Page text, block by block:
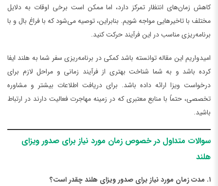
کاهش زمان‌های انتظار تمرکز دارد، اما ممکن است برخی اوقات به دلایل
مختلف با تاخیرهایی مواجه شویم. بنابراین، توصیه می‌شود که با فراغ بال و با
برنامه‌ریزی مناسب در این فرآیند حرکت کنید.
امیدواریم این مقاله توانسته باشد کمکی در برنامه‌ریزی سفر شما به هلند ایفا
کرده باشد و به شما شناخت بهتری از فرآیند زمانی و مراحل لازم برای
درخواست ویزا ارائه داده باشد. برای دریافت اطلاعات بیشتر و مشاوره
تخصصی، حتماً با منابع معتبری که در زمینه مهاجرت فعالیت دارند در ارتباط
باشید.
سوالات متداول در خصوص زمان مورد نیاز برای صدور ویزای
هلند
۱. مدت زمان مورد نیاز برای صدور ویزای هلند چقدر است؟